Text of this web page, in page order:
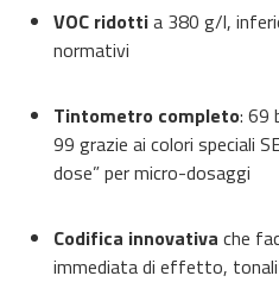
VOC ridottia 380 g/l,
normativi
Tintometro completo: 69
99 grazie ai colori speciali
dose” per micro-dosaggi
Codifica innovativa che
immediata di effetto,